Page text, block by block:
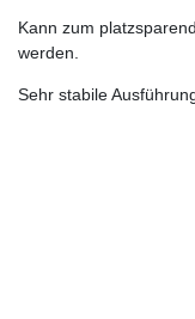
Kann zum
werden.
Sehr stabile